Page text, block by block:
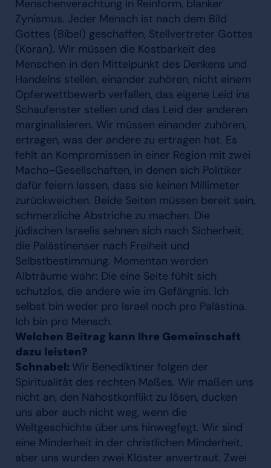
Menschenverachtung in Reinform, blanker
Zynismus. Jeder Mensch ist nach dem Bild
Gottes (Bibel) geschaffen, Stellvertreter Gottes
(Koran). Wir müssen die Kostbarkeit des
Menschen in den Mittelpunkt des Denkens und
Handelns stellen, einander zuhören, nicht einem
Opferwettbewerb verfallen, das eigene Leid ins
Schaufenster stellen und das Leid der anderen
marginalisieren. Wir müssen einander zuhören,
ertragen, was der andere zu ertragen hat. Es
fehlt an Kompromissen in einer Region mit zwei
Macho-Gesellschaften, in denen sich Politiker
dafür feiern lassen, dass sie keinen Millimeter
zurückweichen. Beide Seiten müssen bereit sein,
schmerzliche Abstriche zu machen. Die
jüdischen Israelis sehnen sich nach Sicherheit,
die Palästinenser nach Freiheit und
Selbstbestimmung. Momentan werden
Albträume wahr: Die eine Seite fühlt sich
schutzlos, die andere wie im Gefängnis. Ich
selbst bin weder pro Israel noch pro Palästina.
Ich bin pro Mensch.
Welchen Beitrag kann Ihre Gemeinschaft
dazu leisten?
Schnabel: Wir Benediktiner folgen der
Spiritualität des rechten Maßes. Wir maßen uns
nicht an, den Nahostkonflikt zu lösen, ducken
uns aber auch nicht weg, wenn die
Weltgeschichte über uns hinwegfegt. Wir sind
eine Minderheit in der christlichen Minderheit,
aber uns wurden zwei Klöster anvertraut. Zwei